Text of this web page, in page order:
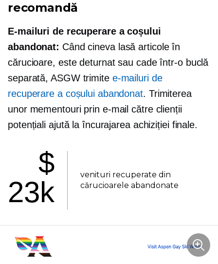
recomandă
E-mailuri de recuperare a coșului
abandonat: Când cineva lasă articole în
cărucioare, este deturnat sau cade într-o buclă
separată, ASGW trimitee-mailuri de
recuperare a coșului abandonat. Trimiterea
unor mementouri prin e-mail către clienții
potențiali ajută la încurajarea achiziției finale.
$
23k
venituri recuperate din
cărucioarele abandonate